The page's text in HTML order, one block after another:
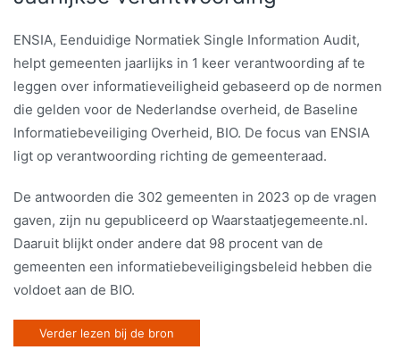
ENSIA, Eenduidige Normatiek Single Information Audit,
helpt gemeenten jaarlijks in 1 keer verantwoording af te
leggen over informatieveiligheid gebaseerd op de normen
die gelden voor de Nederlandse overheid, de Baseline
Informatiebeveiliging Overheid, BIO. De focus van ENSIA
ligt op verantwoording richting de gemeenteraad.
De antwoorden die 302 gemeenten in 2023 op de vragen
gaven, zijn nu gepubliceerd op Waarstaatjegemeente.nl.
Daaruit blijkt onder andere dat 98 procent van de
gemeenten een informatiebeveiligingsbeleid hebben die
voldoet aan de BIO.
Verder lezen bij de bron